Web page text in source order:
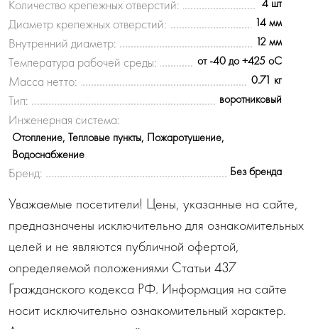
Количество крепежных отверстий: 4 шт
Диаметр крепежных отверстий: 14 мм
Внутренний диаметр: 12 мм
Температура рабочей среды: от -40 до +425 oC
Масса нетто: 0.71 кг
Тип: воротниковый
Инженерная система:
Отопление, Тепловые пункты, Пожаротушение,
Водоснабжение
Бренд: Без бренда
Уважаемые посетители! Цены, указанные на сайте,
предназначены исключительно для ознакомительных
целей и не являются публичной офертой,
определяемой положениями Статьи 437
Гражданского кодекса РФ. Информация на сайте
носит исключительно ознакомительный характер.